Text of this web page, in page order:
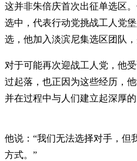
这并非朱倍庆首次出征单选区
选中，代表行动党挑战工人党
选，他加入淡滨尼集选区团队，
对于可能再次迎战工人党，他
过起落，也正因为这些经历，
并在过程中与人们建立起深厚的
他说：“我们无法选择对手，但
方式。”